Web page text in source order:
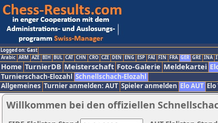
Logged on: Gast
Arabic ARM AZE BIH BUL CAT CHN CRO CZE DEN ENG ESP FAI FIN FRA GER GRE INA
Home TurnierDB Meisterschaft Foto-Galerie Meldekartei
Turnierschach-Elozahl Schnellschach-Elozahl
Allgemeines Turnier anmelden: AUT Spieler anmelden Elo AUT
Willkommen bei den offiziellen